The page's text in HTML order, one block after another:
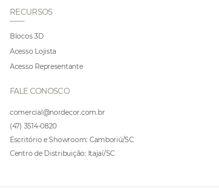
RECURSOS
Blocos 3D
Acesso Lojista
Acesso Representante
FALE CONOSCO
comercial@nordecor.com.br
(47) 3514-0820
Escritório e Showroom: Camboriú/SC
Centro de Distribuição: Itajaí/SC